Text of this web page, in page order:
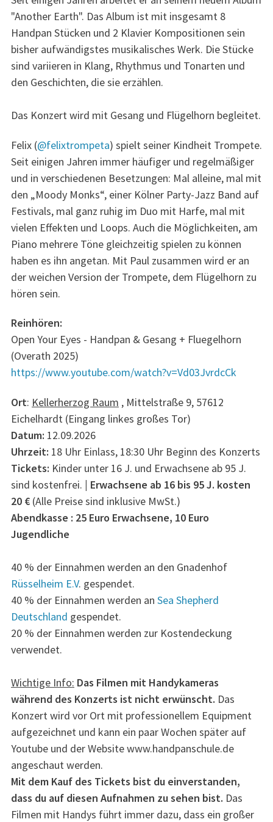
"Another Earth". Das Album ist mit insgesamt 8
Handpan Stücken und 2 Klavier Kompositionen sein
bisher aufwändigstes musikalisches Werk. Die Stücke
sind variieren in Klang, Rhythmus und Tonarten und
den Geschichten, die sie erzählen.
Das Konzert wird mit Gesang und Flügelhorn begleitet.
Felix (@felixtrompeta) spielt seiner Kindheit Trompete.
Seit einigen Jahren immer häufiger und regelmäßiger
und in verschiedenen Besetzungen: Mal alleine, mal mit
den „Moody Monks“, einer Kölner Party-Jazz Band auf
Festivals, mal ganz ruhig im Duo mit Harfe, mal mit
vielen Effekten und Loops. Auch die Möglichkeiten, am
Piano mehrere Töne gleichzeitig spielen zu können
haben es ihn angetan. Mit Paul zusammen wird er an
der weichen Version der Trompete, dem Flügelhorn zu
hören sein.
Reinhören:
Open Your Eyes - Handpan & Gesang + Fluegelhorn
(Overath 2025)
https://www.youtube.com/watch?v=Vd03JvrdcCk
Ort: Kellerherzog Raum , Mittelstraße 9, 57612
Eichelhardt (Eingang linkes großes Tor)
Datum: 12.09.2026
Uhrzeit: 18 Uhr Einlass, 18:30 Uhr Beginn des Konzerts
Tickets: Kinder unter 16 J. und Erwachsene ab 95 J.
sind kostenfrei. | Erwachsene ab 16 bis 95 J. kosten
20 € (Alle Preise sind inklusive MwSt.)
Abendkasse : 25 Euro Erwachsene, 10 Euro
Jugendliche
40 % der Einnahmen werden an den Gnadenhof
Rüsselheim E.V. gespendet.
40 % der Einnahmen werden an Sea Shepherd
Deutschland gespendet.
20 % der Einnahmen werden zur Kostendeckung
verwendet.
Wichtige Info: Das Filmen mit Handykameras
während des Konzerts ist nicht erwünscht. Das
Konzert wird vor Ort mit professionellem Equipment
aufgezeichnet und kann ein paar Wochen später auf
Youtube und der Website www.handpanschule.de
angeschaut werden.
Mit dem Kauf des Tickets bist du einverstanden,
dass du auf diesen Aufnahmen zu sehen bist. Das
Filmen mit Handys führt immer dazu, dass ein großer